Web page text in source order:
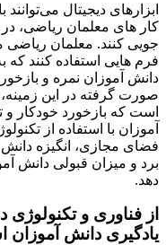
ابزارهای دیجیتال
کار های معلمان ریاضی،
جویی کنند. معلمان ریاضی
فرم هایی استفاده کنند که
دانش آموزان نمره و
صورت گرفته در این
است که بازخورد خودکار و
آموزان با استفاده از
فضای مجازی، انگیزه دانش
‌برد و میزان قبولی دانش
دهد.
از فناوری و تکنولوژی
یادگیری دانش آموزان